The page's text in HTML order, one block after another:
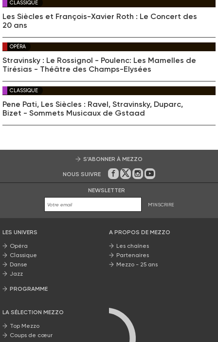
CLASSIQUE
Les Siècles et François-Xavier Roth : Le Concert des
20 ans
OPÉRA
Stravinsky : Le Rossignol - Poulenc: Les Mamelles de
Tirésias - Théâtre des Champs-Elysées
CLASSIQUE
Pene Pati, Les Siècles : Ravel, Stravinsky, Duparc,
Bizet - Sommets Musicaux de Gstaad
S’ABONNER À MEZZO
NOUS SUIVRE Sur Facebook
Sur Twitter
Sur Instagram
Sur Youtube
NEWSLETTER
M'INSCRIRE
LES UNIVERS
Opéra
Classique
Danse
Jazz
PROGRAMME
LA SÉLECTION MEZZO
Top Mezzo
Coups de cœur
A PROPOS DE MEZZO
Les chaînes
Partenaires
Mezzo - 25 ans